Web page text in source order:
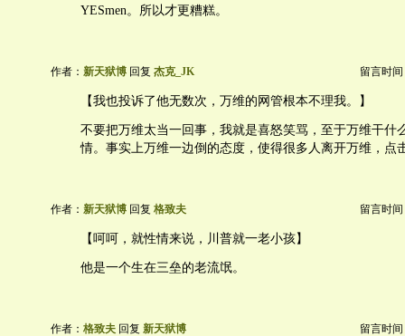
YESmen。所以才更糟糕。
作者： 新天狱博 回复 杰克_JK 留言时间
【我也投诉了他无数次，万维的网管根本不理我。】
不要把万维太当一回事，我就是喜怒笑骂，至于万维干什
情。事实上万维一边倒的态度，使得很多人离开万维，点
作者： 新天狱博 回复 格致夫 留言时间
【呵呵，就性情来说，川普就一老小孩】
他是一个生在三垒的老流氓。
作者： 格致夫 回复 新天狱博 留言时间